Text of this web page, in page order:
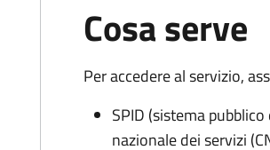
Cosa serve
Per accedere al servizio,
SPID (sistema
nazionale dei servizi